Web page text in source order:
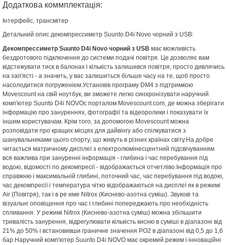
Додаткова коммплектація:
Інтерфейс, трансмітер
Детальний опис декомпрессиметр Suunto D4i Novo чорний з USB:
Декомпрессиметр Suunto D4i Novo чорний з USB має можливість
бездротового підключення до системи подачі повітря. Це дозволяє вам
відстежувати тиск в балонах і кількість залишився повітря, просто дивлячись
на зап'ясті - а значить, у вас залишиться більше часу на те, щоб просто
насолодитися погруженіем.Установів програму DM4 з підтримкою
Movescount на свій ноутбук, ви зможете легко синхронізувати наручний
комп'ютер Suunto D4i NOVOс порталом Movescount.com, де можна зберігати
інформацію про зануреннях, фотографії та відеоролики і показувати їх
іншим користувачам. Крім того, за допомогою Movescount можна
розповідати про кращих місцях для дайвінгу або спілкуватися з
шанувальниками цього спорту, що живуть в різних країнах світу.На добре
читається матричному дисплеї з електролюмінесцентний підсвічуванням
вся важлива при зануренні інформація - глибина і час перебування під
водою, відомості по декомпресії - відображається отчетліво.Інформація про
справжню і максимальній глибині, поточний час, час перебування під водою,
час декомпресії і температура чітко відображаються на дисплеї як в режимі
Air (Повітря), так і в ре име Nitrox (Киснево-азотна суміш). Звукові та
візуальні оповіщення про час і глибині попереджають про необхідність
спливання. У режимі Nitrox (Киснево-азотна суміш) можна збільшити
тривалість занурення, відрегулювати кількість кисню в суміші в діапазоні від
21% до 50% і встановивши граничне значення PO2 в діапазоні від 0,5 до 1,6
бар.Наручний комп'ютер Suunto D4i NOVO має окремий режим і інноваційні